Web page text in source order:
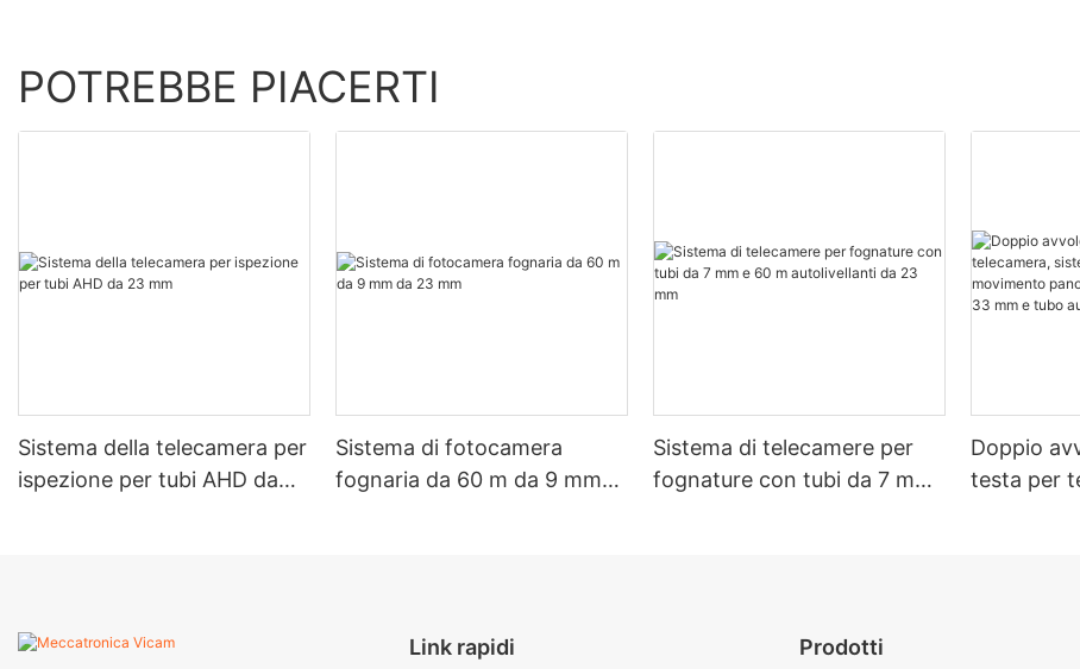
POTREBBE PIACERTI
Sistema della telecamera per
ispezione per tubi AHD da
Sistema di fotocamera
fognaria da 60 m da 9 mm
Sistema di telecamere per
fognature con tubi da 7 mm
Doppio
testa per
Link rapidi Prodotti